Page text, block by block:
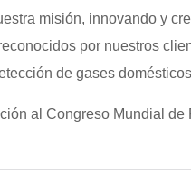
misión, innovando y
por nuestros
de gases